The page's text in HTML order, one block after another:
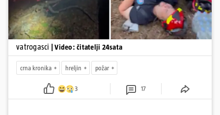
vatrogasci | Video: čitatelji 24sata
crna kronika hreljin požar
3 17